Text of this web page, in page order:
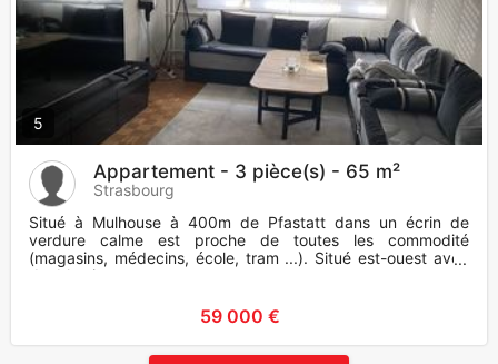
5
Appartement - 3 pièce(s) - 65 m²
Strasbourg
Situé à Mulhouse à 400m de Pfastatt dans un écrin de
verdure calme est proche de toutes les commodité
(magasins, médecins, école, tram ...). Situé est-ouest avec
double vitrage, un
59 000 €